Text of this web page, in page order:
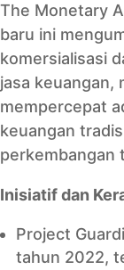
The Monetary
baru ini
komersialisasi
jasa keuangan,
mempercepat
keuangan
perkembangan
Inisiatif dan
Project
tahun 2022,